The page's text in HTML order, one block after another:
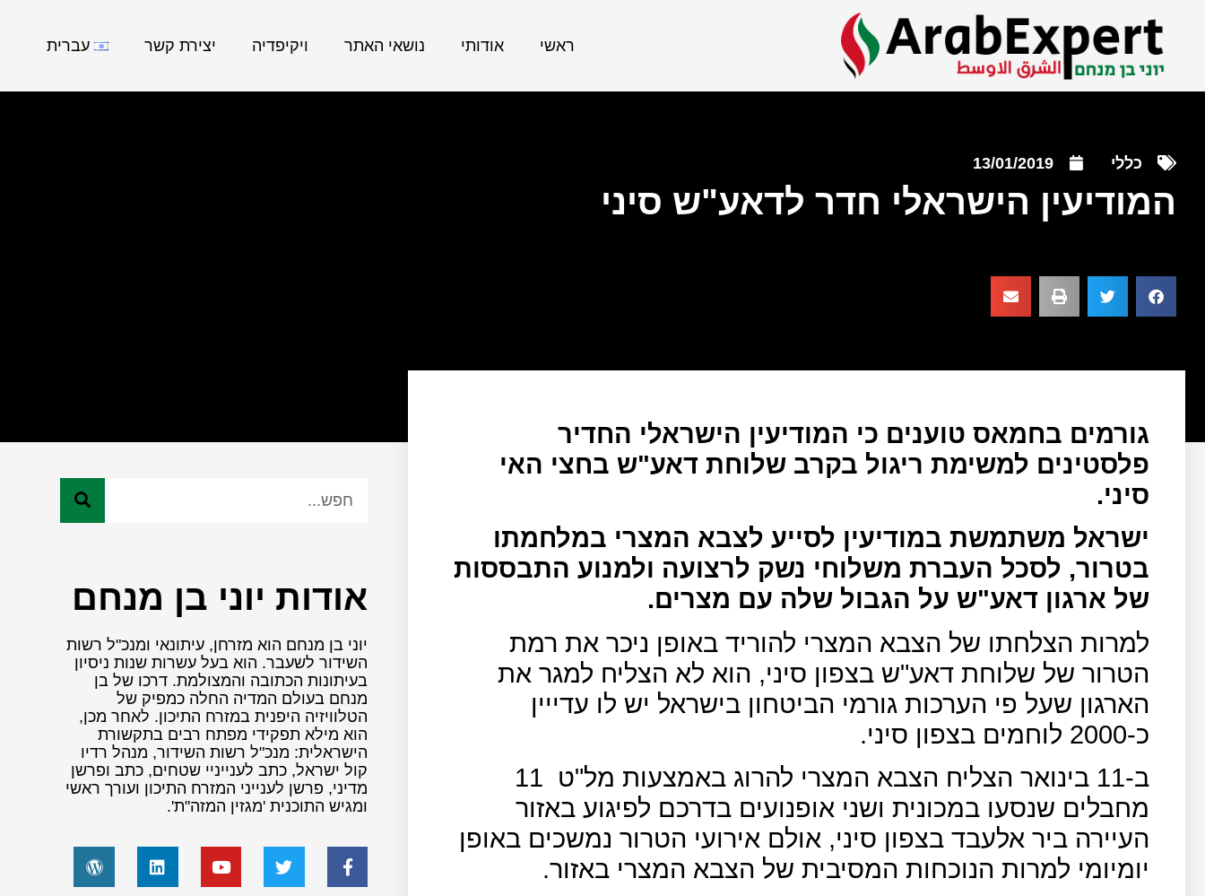
ראשי אודותי נושאי האתר ויקיפדיה יצירת קשר עברית
כללי 13/01/2019
המודיעין הישראלי חדר לדאע"ש סיני
גורמים בחמאס טוענים כי המודיעין הישראלי החדיר
פלסטינים למשימת ריגול בקרב שלוחת דאע"ש בחצי האי
סיני.
ישראל משתמשת במודיעין לסייע לצבא המצרי במלחמתו
בטרור, לסכל העברת משלוחי נשק לרצועה ולמנוע התבססות
של ארגון דאע"ש על הגבול שלה עם מצרים.
למרות הצלחתו של הצבא המצרי להוריד באופן ניכר את רמת
הטרור של שלוחת דאע"ש בצפון סיני, הוא לא הצליח למגר את
הארגון שעל פי הערכות גורמי הביטחון בישראל יש לו עדייין
כ-2000 לוחמים בצפון סיני.
ב-11 בינואר הצליח הצבא המצרי להרוג באמצעות מל"ט
11
מחבלים שנסעו במכונית ושני אופנועים בדרכם לפיגוע באזור
העיירה ביר אלעבד בצפון סיני, אולם אירועי הטרור נמשכים באופן
יומיומי למרות הנוכחות המסיבית של הצבא המצרי באזור.
אודות יוני בן מנחם
יוני בן מנחם הוא מזרחן, עיתונאי ומנכ"ל רשות
השידור לשעבר. הוא בעל עשרות שנות ניסיון
בעיתונות הכתובה והמצולמת. דרכו של בן
מנחם בעולם המדיה החלה כמפיק של
הטלוויזיה היפנית במזרח התיכון. לאחר מכן,
הוא מילא תפקידי מפתח רבים בתקשורת
הישראלית: מנכ"ל רשות השידור, מנהל רדיו
קול ישראל, כתב לענייניי שטחים, כתב ופרשן
מדיני, פרשן לענייני המזרח התיכון ועורך ראשי
ומגיש התוכנית 'מגזין המזה"ת'.